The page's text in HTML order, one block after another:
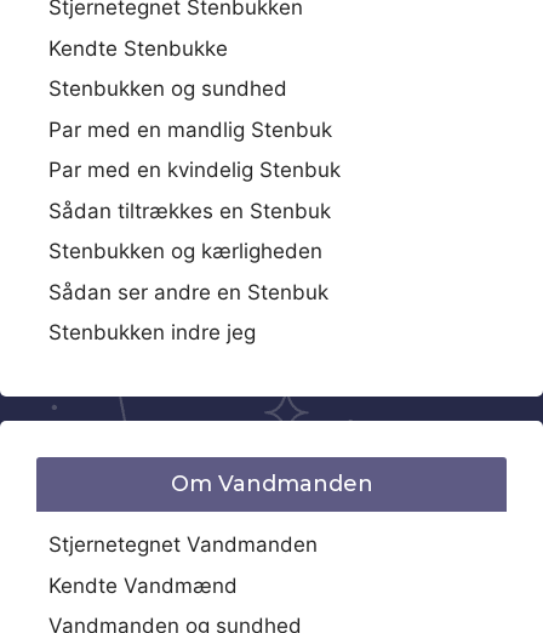
Stjernetegnet Stenbukken
Kendte Stenbukke
Stenbukken og sundhed
Par med en mandlig Stenbuk
Par med en kvindelig Stenbuk
Sådan tiltrækkes en Stenbuk
Stenbukken og kærligheden
Sådan ser andre en Stenbuk
Stenbukken indre jeg
Om Vandmanden
Stjernetegnet Vandmanden
Kendte Vandmænd
Vandmanden og sundhed